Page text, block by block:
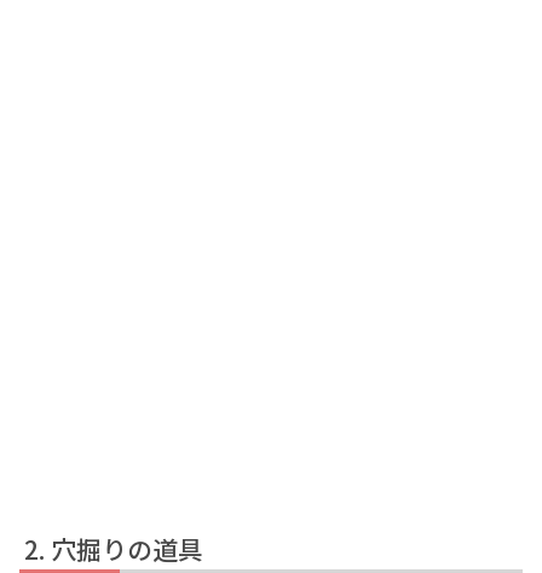
穴掘りの道具